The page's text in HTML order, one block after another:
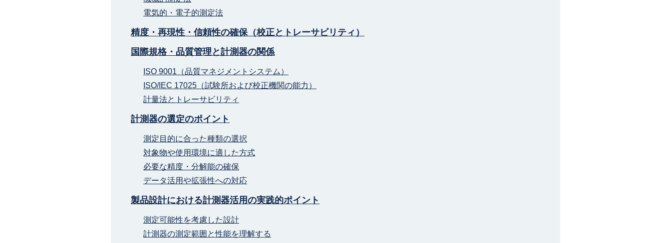
電気的・電子的測定法
精度・再現性・信頼性の確保（校正とトレーサビリティ）
国際規格・品質管理と計測器の関係
ISO 9001（品質マネジメントシステム）
ISO/IEC 17025（試験所および校正機関の能力）
計量法とトレーサビリティ
計測器の選定のポイント
測定目的に合った種類の選択
対象物や使用環境に適した方式
必要な精度・分解能の確保
データ活用や拡張性への対応
製品設計における計測器活用の実践的ポイント
測定可能性を考慮した設計
計測器の測定範囲と性能を理解する